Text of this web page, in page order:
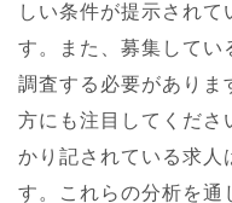
しい条件が提示され
す。また、募集してい
調査する必要がありま
方にも注目してくださ
かり記されている求人
す。これらの分析を通